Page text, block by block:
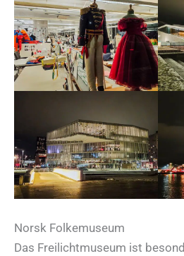
Norsk Folkemuseum
Das Freilichtmuseum ist